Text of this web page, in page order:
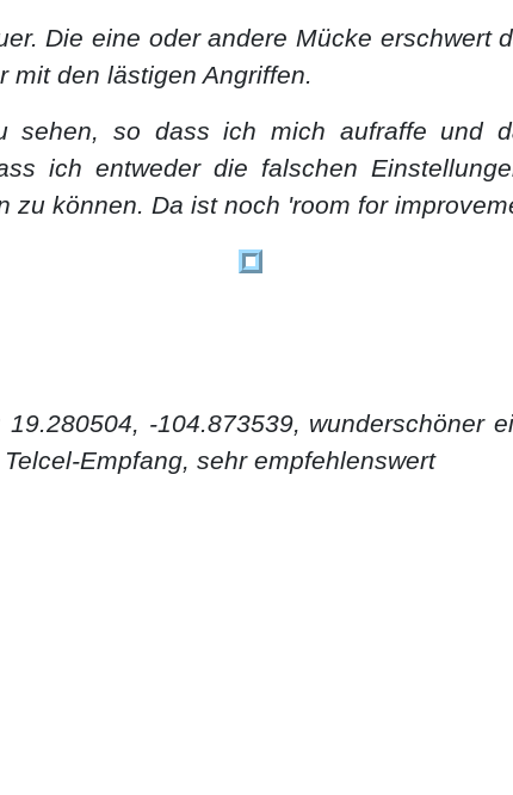
Die eine oder andere Mücke erschwert
mit den lästigen Angriffen.
sehen, so dass ich mich aufraffe und
ich entweder die falschen
können. Da ist noch 'room for
-104.873539, wunderschöner
Empfang, sehr empfehlenswert